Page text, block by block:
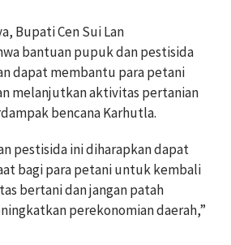
Bupati Cen Sui Lan
bantuan pupuk dan pestisida
dapat membantu para petani
melanjutkan aktivitas pertanian
bencana Karhutla.
pestisida ini diharapkan dapat
bagi para petani untuk kembali
bertani dan jangan patah
perekonomian daerah,”